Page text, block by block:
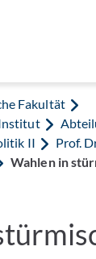
Fakultät
II
Prof.
Wahlen in